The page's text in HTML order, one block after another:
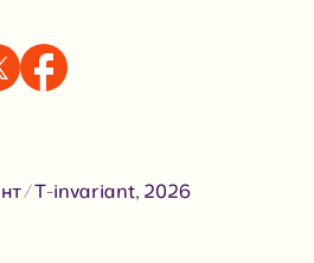
/ T-invariant, 2026